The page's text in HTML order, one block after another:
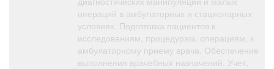
операций в амбулаторных и стационарных
условиях. Подготовка пациентов к
исследованиям, процедурам, операциям, к
амбулаторному приему врача. Обеспечение
выполнения врачебных назначений. Учет,